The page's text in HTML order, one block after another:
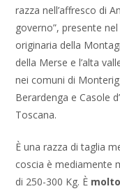
razza nell’affresco di
governo”, presente
originaria della
della Merse e l’alta
nei comuni di
Berardenga e Casole
Toscana.
È una razza di taglia
coscia è mediamente
di 250-300 Kg. È